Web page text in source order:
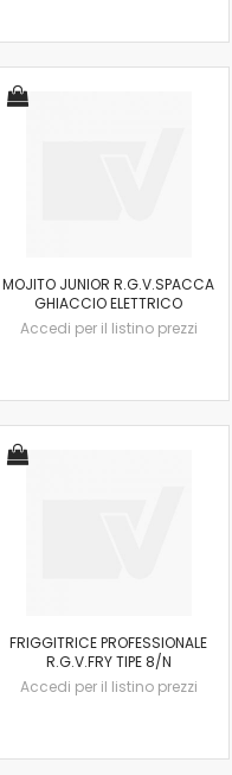
MOJITO JUNIOR R.G.V.SPACCA
GHIACCIO ELETTRICO
Accedi per il listino prezzi
FRIGGITRICE PROFESSIONALE
R.G.V.FRY TIPE 8/N
Accedi per il listino prezzi